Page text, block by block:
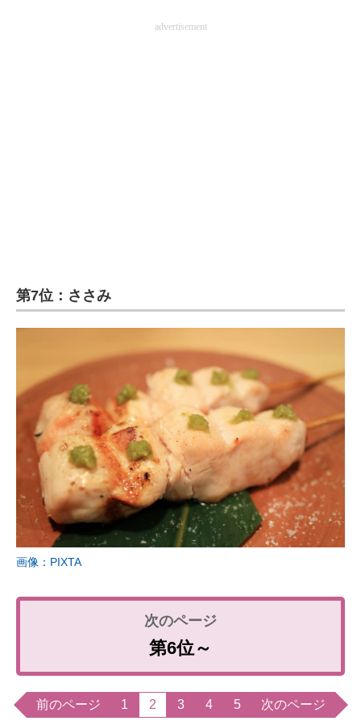
advertisement
第7位：ささみ
画像：PIXTA
第6位～
前のページ 1 2 3 4 5 次のページ